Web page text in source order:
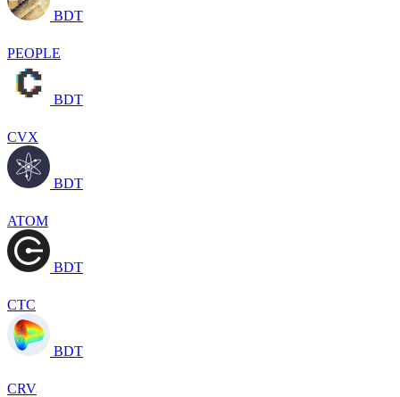
BDT
PEOPLE
BDT
CVX
BDT
ATOM
BDT
CTC
BDT
CRV